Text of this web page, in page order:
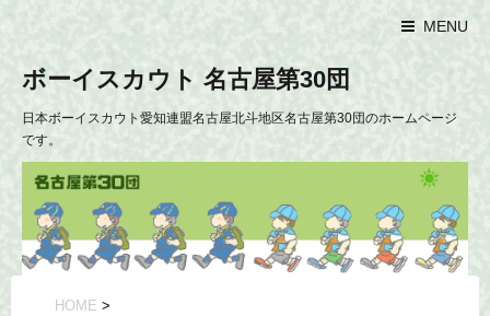
MENU
ボーイスカウト 名古屋第30団
日本ボーイスカウト愛知連盟名古屋北斗地区名古屋第30団のホームページ
です。
HOME >